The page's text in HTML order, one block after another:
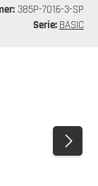
385P-7016-3-SP
Serie: BASIC